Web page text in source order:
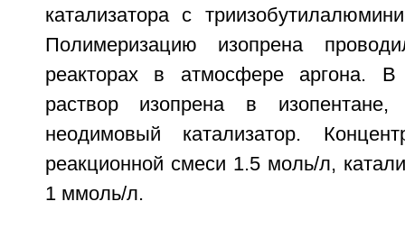
катализатора с
Полимеризацию изопрена
реакторах в атмосфере аргона. В
раствор изопрена в
неодимовый катализатор.
реакционной смеси 1.5 моль/л,
1 ммоль/л.